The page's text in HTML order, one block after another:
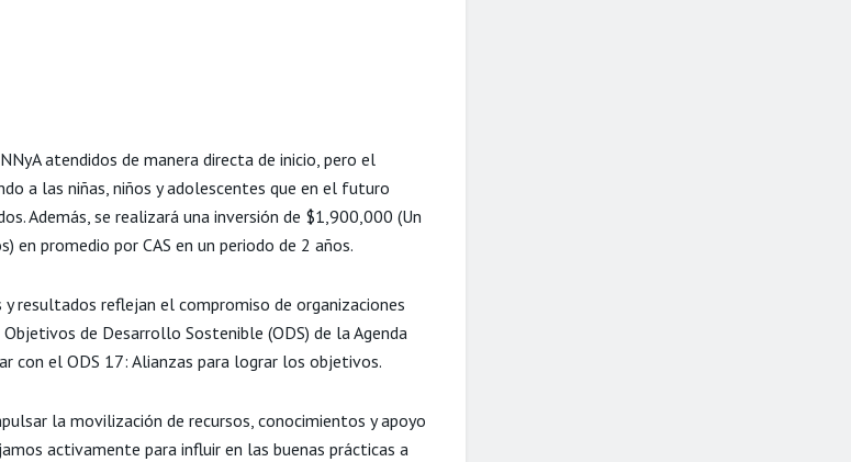
atendidos de manera directa de inicio, pero el
a las niñas, niños y adolescentes que en el futuro
Además, se realizará una inversión de $1,900,000 (Un
en promedio por CAS en un periodo de 2 años.
resultados reflejan el compromiso de organizaciones
de Desarrollo Sostenible (ODS) de la Agenda
con el ODS 17: Alianzas para lograr los objetivos.
la movilización de recursos, conocimientos y apoyo
activamente para influir en las buenas prácticas a